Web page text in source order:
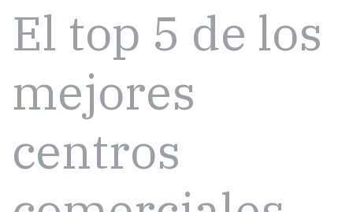
El top 5 de los
mejores
centros